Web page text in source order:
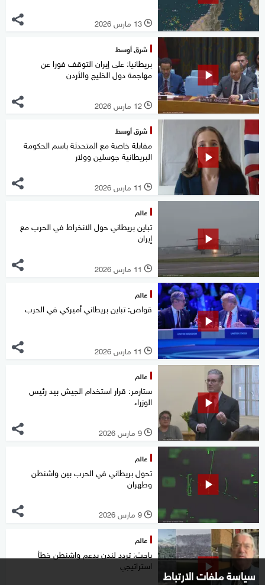
سياسة ملفات الارتباط
l 13 مارس 2026
شرق أوسط
بريطانيا: على إيران التوقف فورا عن
مهاجمة دول الخليج والأردن
l 12 مارس 2026
شرق أوسط
مقابلة خاصة مع المتحدثة باسم الحكومة
البريطانية جوسلين وولار
l 11 مارس 2026
عالم
تباين بريطاني حول الانخراط في الحرب مع
إيران
l 11 مارس 2026
عالم
قواص: تباين بريطاني أميركي في الحرب
l 11 مارس 2026
عالم
ستارمر: قرار استخدام الجيش بيد رئيس
الوزراء
l 9 مارس 2026
عالم
تحول بريطاني في الحرب بين واشنطن
وطهران
l 9 مارس 2026
عالم
باحث: تردد لندن بدعم واشنطن خطأ
استراتيجي